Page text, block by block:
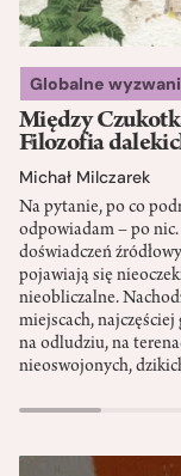
Globalne
Między
Filozofia
Michał Milczarek
Na pytanie, po co
odpowiadam – po
doświadczeń
pojawiają się
nieobliczalne.
miejscach, najczęściej
na odludziu, na
nieoswojonych,